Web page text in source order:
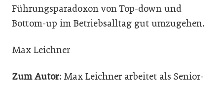
Führungsparadoxon von Top-down und
Bottom-up im Betriebsalltag gut umzugehen.
Max Leichner
Zum Autor: Max Leichner arbeitet als Senior-